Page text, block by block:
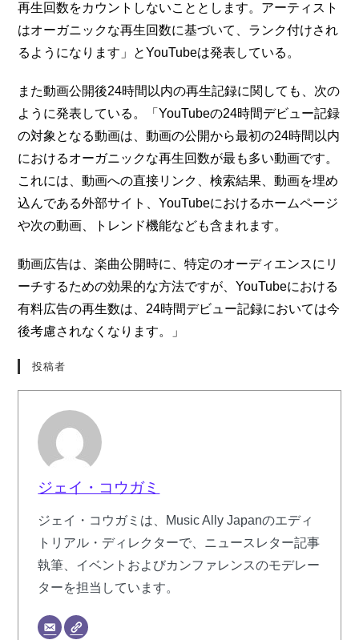
再生回数をカウントしないこととします。アーティスト
はオーガニックな再生回数に基づいて、ランク付けされ
るようになります」とYouTubeは発表している。
また動画公開後24時間以内の再生記録に関しても、次の
ように発表している。「YouTubeの24時間デビュー記録
の対象となる動画は、動画の公開から最初の24時間以内
におけるオーガニックな再生回数が最も多い動画です。
これには、動画への直接リンク、検索結果、動画を埋め
込んである外部サイト、YouTubeにおけるホームページ
や次の動画、トレンド機能なども含まれます。
動画広告は、楽曲公開時に、特定のオーディエンスにリ
ーチするための効果的な方法ですが、YouTubeにおける
有料広告の再生数は、24時間デビュー記録においては今
後考慮されなくなります。」
投稿者
ジェイ・コウガミ
ジェイ・コウガミは、Music Ally Japanのエディ
トリアル・ディレクターで、ニュースレター記事
執筆、イベントおよびカンファレンスのモデレー
ターを担当しています。